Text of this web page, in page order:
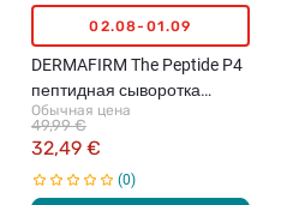
02.08-01.09
DERMAFIRM The Peptide P4
пептидная сыворотка
против морщин, 30мл
Обычная цена
32,49 €
49,99 €
0